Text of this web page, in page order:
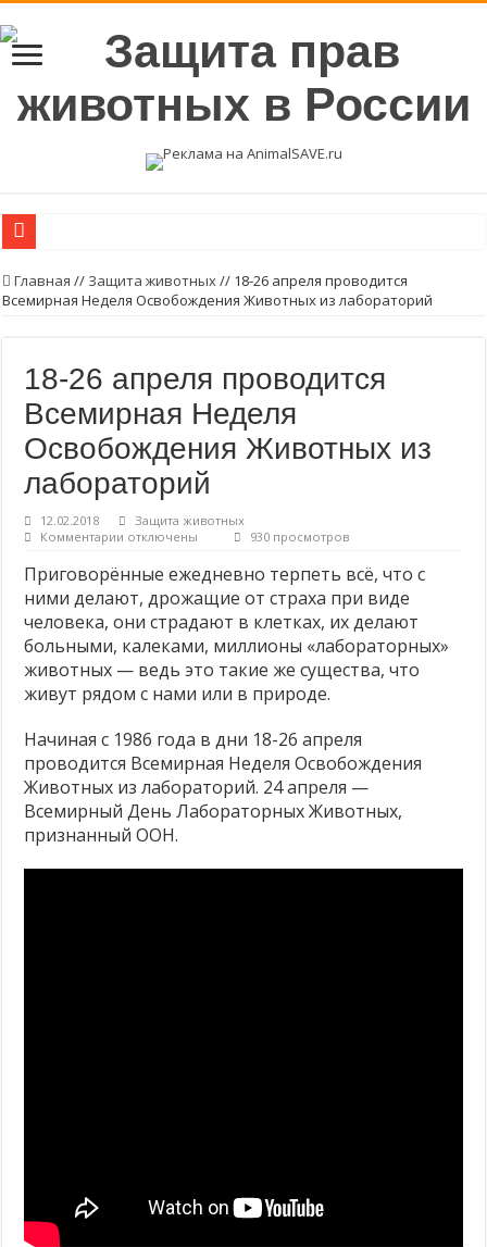
Возьмите в семью животное из приюта или с улицы.
Стерилизуйте животных
Молоко — без слёз коров и телят! ❤
Продажа кошек, собак и кроликов запрещена!
Есть альтернативы опытам на животных — почему бы их не использовать?
Вегетарианские продукты с высоким содержанием протеинов
Не носите, не дарите, не покупайте МЕХ!
Главная // Защита животных// 18-26 апреля проводится
Всемирная Неделя Освобождения Животных из лабораторий
18-26 апреля проводится
Всемирная Неделя
Освобождения Животных из
лабораторий
12.02.2018
Защита животных
Комментарии к
18-
26
апреля
проводится
Всемирная
Неделя
Освобождения
Животных
из
отключены 930 просмотров
Приговорённые ежедневно терпеть всё, что с
ними делают, дрожащие от страха при виде
человека, они страдают в клетках, их делают
больными, калеками, миллионы «лабораторных»
животных — ведь это такие же существа, что
живут рядом с нами или в природе.
Начиная с 1986 года в дни 18-26 апреля
проводится Всемирная Неделя Освобождения
Животных из лабораторий. 24 апреля —
Всемирный День Лабораторных Животных,
признанный ООН.